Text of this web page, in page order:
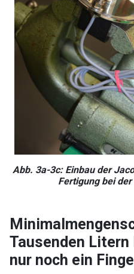
Abb. 3a-3c: Einbau der
Fertigung bei der
Tausenden
nur noch ein